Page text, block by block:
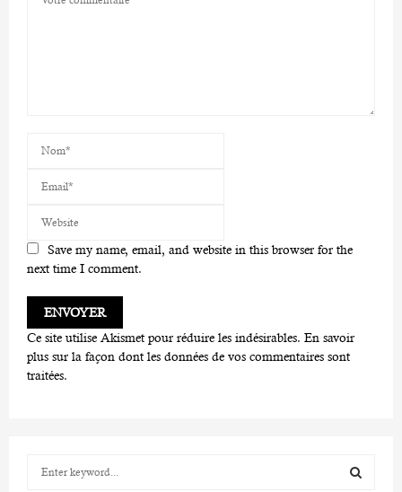
Save my name, email, and website in this browser for the
next time I comment.
Ce site utilise Akismet pour réduire les indésirables. En savoir
plus sur la façon dont les données de vos commentaires sont
traitées.